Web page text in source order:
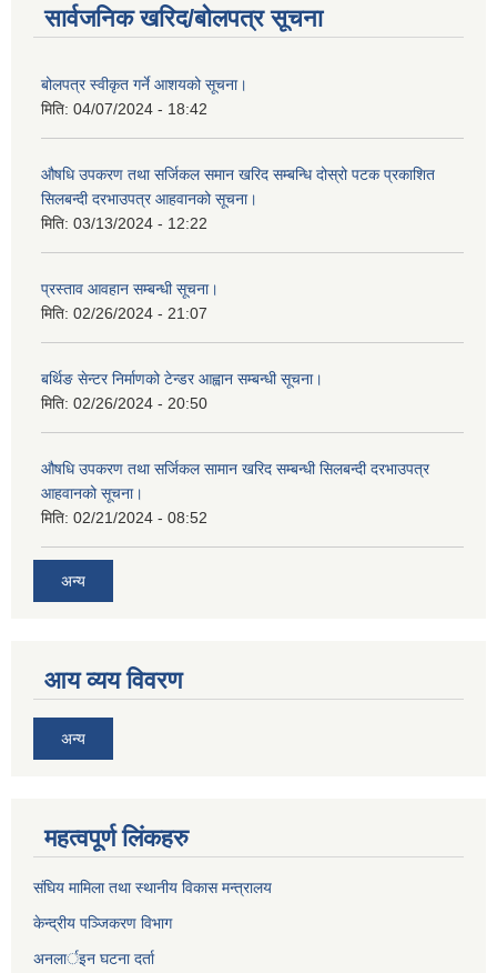
सार्वजनिक खरिद/बोलपत्र सूचना
बोलपत्र स्वीकृत गर्ने आशयको सूचना।
मिति: 04/07/2024 - 18:42
औषधि उपकरण तथा सर्जिकल समान खरिद सम्बन्धि दोस्रो पटक प्रकाशित
सिलबन्दी दरभाउपत्र आहवानको सूचना।
मिति: 03/13/2024 - 12:22
प्रस्ताव आवहान सम्बन्धी सूचना।
मिति: 02/26/2024 - 21:07
बर्थिङ सेन्टर निर्माणको टेन्डर आह्वान सम्बन्धी सूचना।
मिति: 02/26/2024 - 20:50
औषधि उपकरण तथा सर्जिकल सामान खरिद सम्बन्धी सिलबन्दी दरभाउपत्र
आहवानको सूचना।
मिति: 02/21/2024 - 08:52
अन्य
आय व्यय विवरण
अन्य
महत्वपूर्ण लिंकहरु
संघिय मामिला तथा स्थानीय विकास मन्त्रालय
केन्द्रीय पञ्जिकरण विभाग
अनलार्इन घटना दर्ता